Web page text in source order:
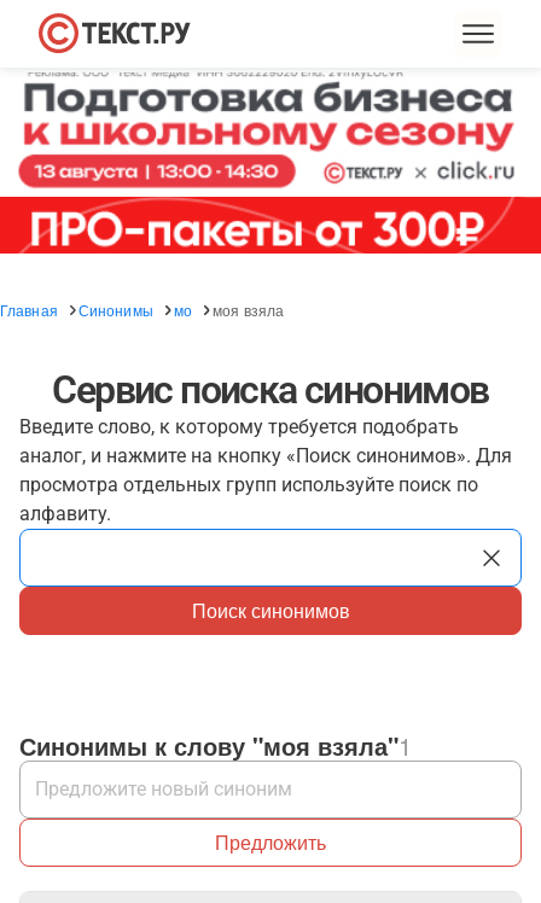
Главная Синонимы мо моя взяла
Сервис поиска синонимов
Введите слово, к которому требуется подобрать
аналог, и нажмите на кнопку «Поиск синонимов». Для
просмотра отдельных групп используйте поиск по
алфавиту.
Поиск синонимов
Синонимы к слову "моя взяла"1
Предложить